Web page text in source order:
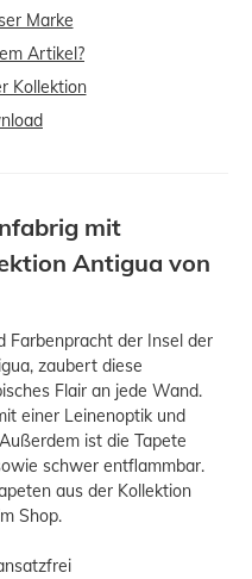
Marke
Artikel?
Kollektion
mit
Antigua von
Farbenpracht der Insel der
zaubert diese
Flair an jede Wand.
einer Leinenoptik und
ist die Tapete
schwer entflammbar.
aus der Kollektion
Shop.